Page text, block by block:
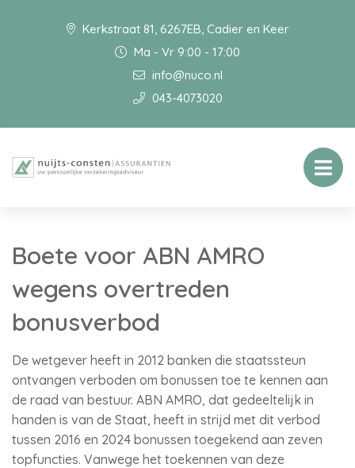
Kerkstraat 81, 6267EB, Cadier en Keer
Ma - Vr 9:00 - 17:00
info@nuco.nl
043-4073020
Boete voor ABN AMRO
wegens overtreden
bonusverbod
De wetgever heeft in 2012 banken die staatssteun
ontvangen verboden om bonussen toe te kennen aan
de raad van bestuur. ABN AMRO, dat gedeeltelijk in
handen is van de Staat, heeft in strijd met dit verbod
tussen 2016 en 2024 bonussen toegekend aan zeven
topfuncties. Vanwege het toekennen van deze